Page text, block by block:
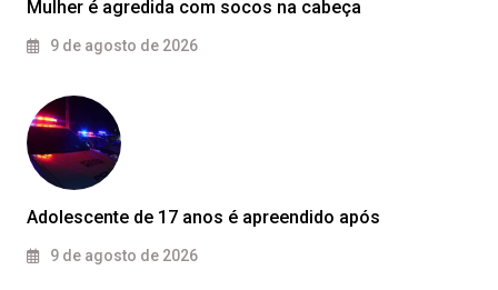
Mulher é agredida com socos na cabeça
9 de agosto de 2026
Adolescente de 17 anos é apreendido após
9 de agosto de 2026